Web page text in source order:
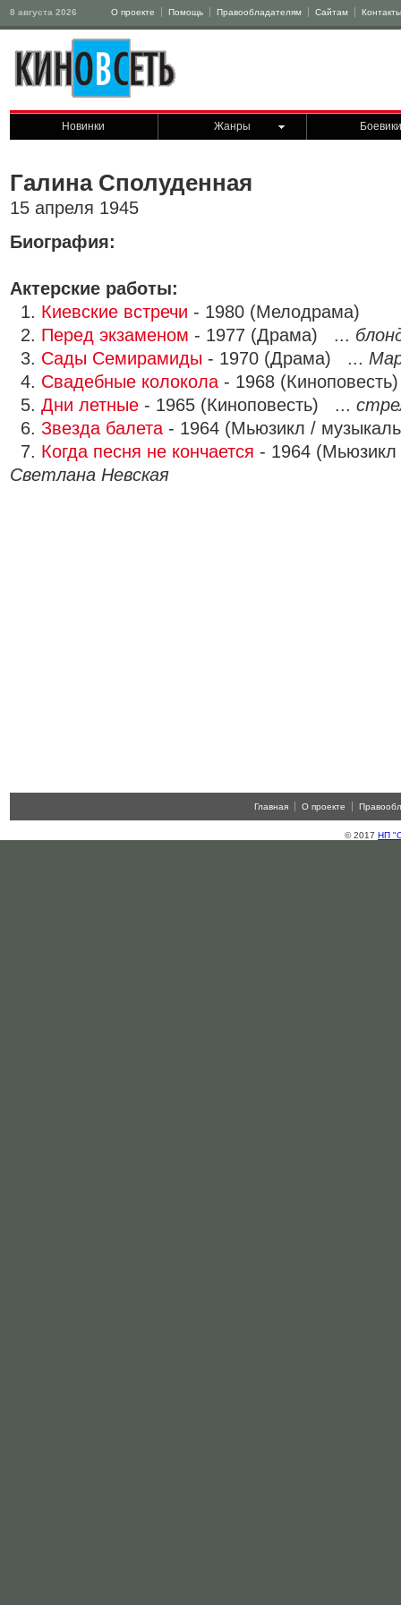
8 августа 2026 О проекте Помощь Правообладателям Сайтам Контакты
Новинки Жанры Боевики
Галина Сполуденная
15 апреля 1945
Биография:
Актерские работы:
1. Киевские встречи - 1980 (Мелодрама)
2. Перед экзаменом - 1977 (Драма) ...
3. Сады Семирамиды - 1970 (Драма) ...
4. Свадебные колокола - 1968 (Киноповесть)
5. Дни летные - 1965 (Киноповесть) ...
6. Звезда балета - 1964 (Мьюзикл /
7. Когда песня не кончается - 1964
Светлана Невская
Главная О проекте
© 2017 НП